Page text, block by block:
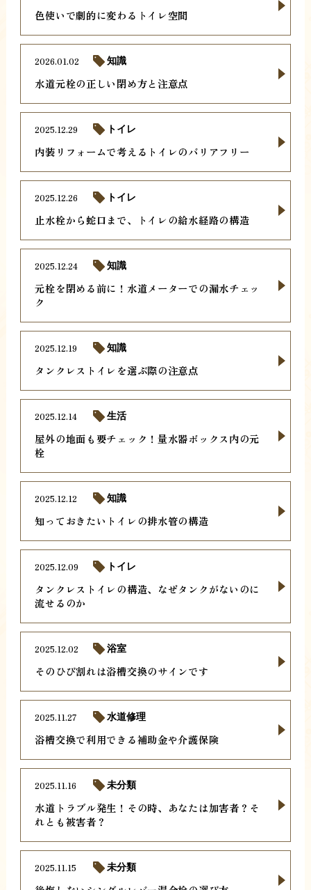
色使いで劇的に変わるトイレ空間
水道元栓の正しい閉め方と注意点
2026.01.02 知識
内装リフォームで考えるトイレのバリアフリー
2025.12.29 トイレ
止水栓から蛇口まで、トイレの給水経路の構造
2025.12.26 トイレ
元栓を閉める前に！水道メーターでの漏水チェッ
ク
2025.12.24 知識
タンクレストイレを選ぶ際の注意点
2025.12.19 知識
屋外の地面も要チェック！量水器ボックス内の元
栓
2025.12.14 生活
知っておきたいトイレの排水管の構造
2025.12.12 知識
タンクレストイレの構造、なぜタンクがないのに
流せるのか
2025.12.09 トイレ
そのひび割れは浴槽交換のサインです
2025.12.02 浴室
浴槽交換で利用できる補助金や介護保険
2025.11.27 水道修理
水道トラブル発生！その時、あなたは加害者？そ
れとも被害者？
2025.11.16 未分類
2025.11.15 未分類